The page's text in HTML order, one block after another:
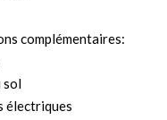
complémentaires:
sol
électriques